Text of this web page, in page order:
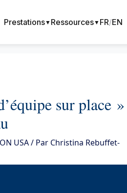
Prestations▼ Ressources▼ FR/EN
sur place »
USA/ Par Christina Rebuffet-